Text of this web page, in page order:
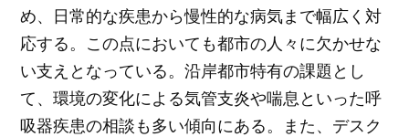
め、日常的な疾患から慢性的な病気まで幅広く対
応する。この点においても都市の人々に欠かせな
い支えとなっている。沿岸都市特有の課題とし
て、環境の変化による気管支炎や喘息といった呼
吸器疾患の相談も多い傾向にある。また、デスク